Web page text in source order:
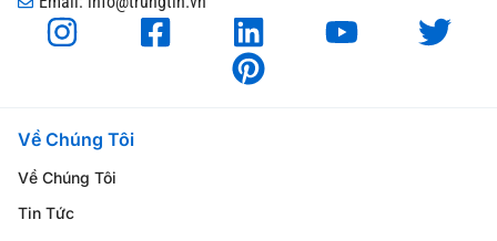
Về Chúng Tôi
Về Chúng Tôi
Tin Tức